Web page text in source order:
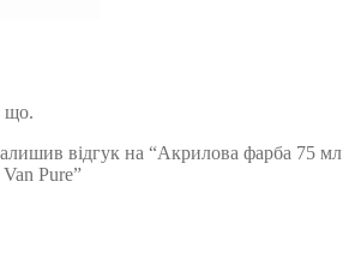
що.
відгук на “Акрилова фарба 75 мл
Pure”